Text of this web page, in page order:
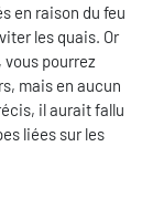
en raison du feu
les quais. Or
vous pourrez
mais en aucun
il aurait fallu
liées sur les